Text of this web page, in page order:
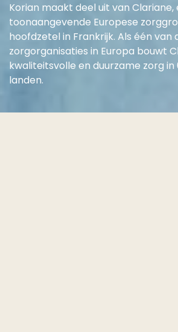
Korian maakt deel uit van Clariane,
toonaangevende Europese
hoofdzetel in Frankrijk. Als één
zorgorganisaties in Europa bouwt
kwaliteitsvolle en duurzame zorg
landen.